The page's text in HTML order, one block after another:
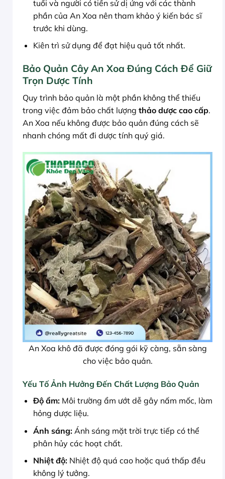
tuổi và người có tiền sử dị ứng với các thành
phần của An Xoa nên tham khảo ý kiến bác sĩ
trước khi dùng.
Kiên trì sử dụng để đạt hiệu quả tốt nhất.
Bảo Quản Cây An Xoa Đúng Cách Để Giữ
Trọn Dược Tính
Quy trình bảo quản là một phần không thể thiếu
trong việc đảm bảo chất lượng thảo dược cao cấp.
An Xoa nếu không được bảo quản đúng cách sẽ
nhanh chóng mất đi dược tính quý giá.
An Xoa khô đã được đóng gói kỹ càng, sẵn sàng
cho việc bảo quản.
Yếu Tố Ảnh Hưởng Đến Chất Lượng Bảo Quản
Độ ẩm:Môi trường ẩm ướt dễ gây nấm mốc, làm
hỏng dược liệu.
Ánh sáng:Ánh sáng mặt trời trực tiếp có thể
phân hủy các hoạt chất.
Nhiệt độ:Nhiệt độ quá cao hoặc quá thấp đều
không lý tưởng.